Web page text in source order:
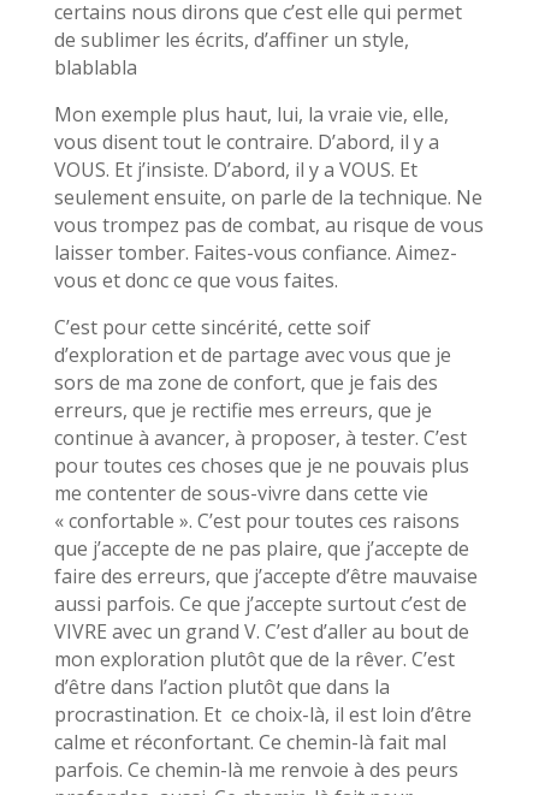
certains nous dirons que c’est elle qui permet
de sublimer les écrits, d’affiner un style,
blablabla
Mon exemple plus haut, lui, la vraie vie, elle,
vous disent tout le contraire. D’abord, il y a
VOUS. Et j’insiste. D’abord, il y a VOUS. Et
seulement ensuite, on parle de la technique. Ne
vous trompez pas de combat, au risque de vous
laisser tomber. Faites-vous confiance. Aimez-
vous et donc ce que vous faites.
C’est pour cette sincérité, cette soif
d’exploration et de partage avec vous que je
sors de ma zone de confort, que je fais des
erreurs, que je rectifie mes erreurs, que je
continue à avancer, à proposer, à tester. C’est
pour toutes ces choses que je ne pouvais plus
me contenter de sous-vivre dans cette vie
« confortable ». C’est pour toutes ces raisons
que j’accepte de ne pas plaire, que j’accepte de
faire des erreurs, que j’accepte d’être mauvaise
aussi parfois. Ce que j’accepte surtout c’est de
VIVRE avec un grand V. C’est d’aller au bout de
mon exploration plutôt que de la rêver. C’est
d’être dans l’action plutôt que dans la
procrastination. Et ce choix-là, il est loin d’être
calme et réconfortant. Ce chemin-là fait mal
parfois. Ce chemin-là me renvoie à des peurs